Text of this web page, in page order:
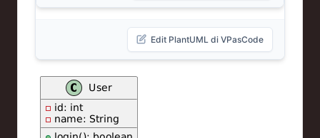
Edit PlantUML di VPasCode